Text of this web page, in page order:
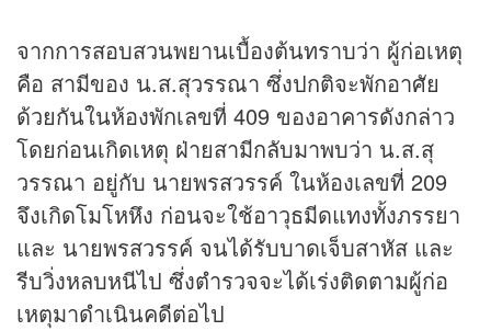
จากการสอบสวนพยานเบื้องต้นทราบว่า ผู้ก่อเหตุ
คือ สามีของ น.ส.สุวรรณา ซึ่งปกติจะพักอาศัย
ด้วยกันในห้องพักเลขที่ 409 ของอาคารดังกล่าว
โดยก่อนเกิดเหตุ ฝ่ายสามีกลับมาพบว่า น.ส.สุ
วรรณา อยู่กับ นายพรสวรรค์ ในห้องเลขที่ 209
จึงเกิดโมโหหึง ก่อนจะใช้อาวุธมีดแทงทั้งภรรยา
และ นายพรสวรรค์ จนได้รับบาดเจ็บสาหัส และ
รีบวิ่งหลบหนีไป ซึ่งตำรวจจะได้เร่งติดตามผู้ก่อ
เหตุมาดำเนินคดีต่อไป